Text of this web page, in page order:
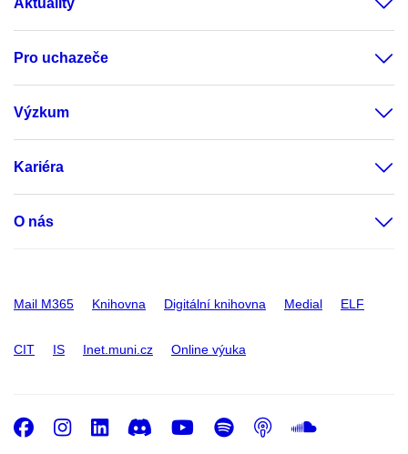
Aktuality
Pro uchazeče
Výzkum
Kariéra
O nás
Mail M365 Knihovna Digitální knihovna Medial ELF
CIT IS Inet.muni.cz Online výuka
Facebook
Instagram
LinkedIn
DiscordYoutube
Spotify
Podcast